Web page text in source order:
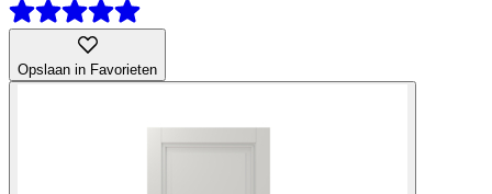
Opslaan in Favorieten